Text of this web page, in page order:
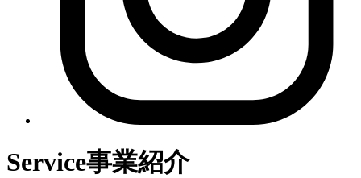
Service事業紹介